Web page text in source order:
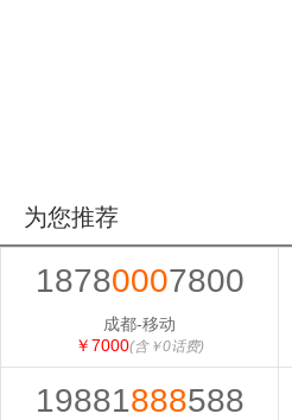
为您推荐
18780007800
成都-移动
￥7000(含￥0话费)
19881888588